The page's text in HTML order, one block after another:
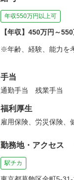
年収550万円以上可
【年収】450万円～
※年齢、経験、能力を
手当
通勤手当 残業手当
福利厚生
雇用保険、労災保険、
勤務地・アクセス
駅チカ